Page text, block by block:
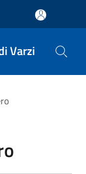
Varzi